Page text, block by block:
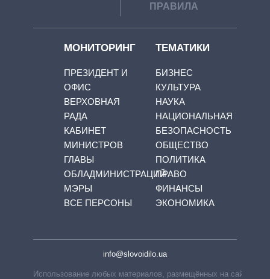
ПРАВИЛА
МОНИТОРИНГ
ПРЕЗИДЕНТ И
ОФИС
ВЕРХОВНАЯ
РАДА
КАБИНЕТ
МИНИСТРОВ
ГЛАВЫ
ОБЛАДМИНИСТРАЦИЙ
МЭРЫ
ВСЕ ПЕРСОНЫ
ТЕМАТИКИ
БИЗНЕС
КУЛЬТУРА
НАУКА
НАЦИОНАЛЬНАЯ
БЕЗОПАСНОСТЬ
ОБЩЕСТВО
ПОЛИТИКА
ПРАВО
ФИНАНСЫ
ЭКОНОМИКА
info@slovoidilo.ua
Использование любых материалов, размещённых на сайте,